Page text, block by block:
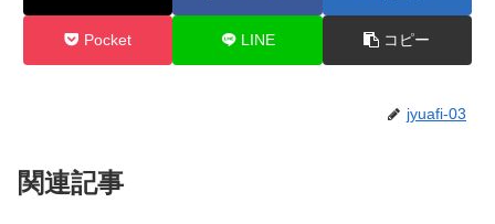
Pocket LINE コピー
jyuafi-03
関連記事